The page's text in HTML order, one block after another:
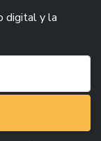
digital y la